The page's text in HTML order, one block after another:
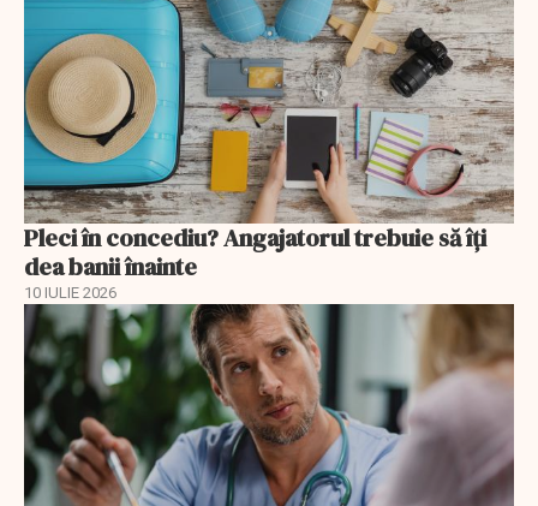
Pleci în concediu? Angajatorul trebuie să îți
dea banii înainte
10 IULIE 2026